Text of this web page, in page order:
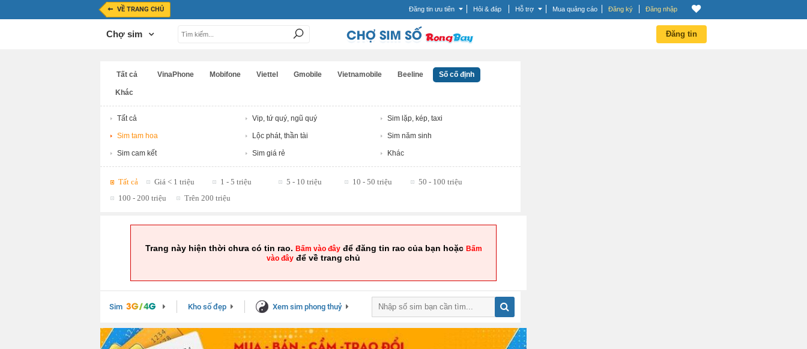
VỀ TRANG CHỦ Đăng tin ưu tiên Hỏi & đáp Hỗ trợ Mua quảng cáo Đăng ký Đăng nhập
Chợ sim Đăng tin
Tất cả VinaPhone Mobifone Viettel Gmobile Vietnamobile Beeline Số cố định
Khác
Tất cả Vip, tứ quý, ngũ quý Sim lặp, kép, taxi
Sim tam hoa Lộc phát, thần tài Sim năm sinh
Sim cam kết Sim giá rẻ Khác
Tất cả Giá < 1 triệu 1 - 5 triệu 5 - 10 triệu 10 - 50 triệu
50 - 100 triệu
100 - 200 triệu
Trên 200 triệu
Trang này hiện thời chưa có tin rao. Bấm vào đâyđể đăng tin rao của bạn hoặc Bấm
vào đây để về trang chủ
Sim Kho số đẹp Xem sim phong thuỷ